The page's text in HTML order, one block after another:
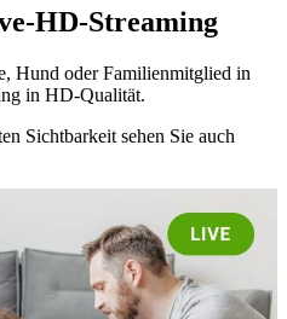
HD-Streaming
Hund oder Familienmitglied in
in HD-Qualität.
Sichtbarkeit sehen Sie auch